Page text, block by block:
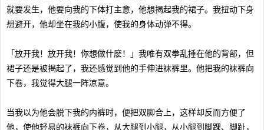
就要发生，他要向我的下体打主意，他想揭起我的裙子。我扭动下身
想避开，他却坐在我的小腹，使我的身体动弹不得。
「放开我！放开我！你想做什麽！」我唯有双拳乱捶在他的背部，但
裙子还是被揭起了，我还感觉到他的手伸进袜裤里。他把我的袜裤向
下卷，我觉得大腿一阵凉意。
当我以为他会脱下我的内裤时，便把双脚合上，这样却反而方便了
他，使他轻易的袜裤向下卷，从大腿到小腿，从小腿到脚踝、脚趾，